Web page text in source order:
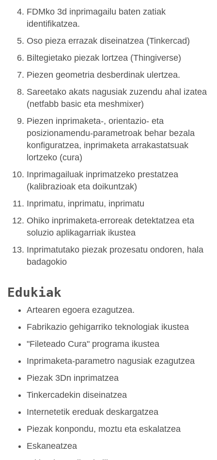
FDMko 3d inprimagailu baten zatiak
identifikatzea.
Oso pieza errazak diseinatzea (Tinkercad)
Biltegietako piezak lortzea (Thingiverse)
Piezen geometria desberdinak ulertzea.
Sareetako akats nagusiak zuzendu ahal izatea
(netfabb basic eta meshmixer)
Piezen inprimaketa-, orientazio- eta
posizionamendu-parametroak behar bezala
konfiguratzea, inprimaketa arrakastatsuak
lortzeko (cura)
Inprimagailuak inprimatzeko prestatzea
(kalibrazioak eta doikuntzak)
Inprimatu, inprimatu, inprimatu
Ohiko inprimaketa-erroreak detektatzea eta
soluzio aplikagarriak ikustea
Inprimatutako piezak prozesatu ondoren, hala
badagokio
Edukiak
Artearen egoera ezagutzea.
Fabrikazio gehigarriko teknologiak ikustea
"Fileteado Cura" programa ikustea
Inprimaketa-parametro nagusiak ezagutzea
Piezak 3Dn inprimatzea
Tinkercadekin diseinatzea
Internetetik ereduak deskargatzea
Piezak konpondu, moztu eta eskalatzea
Eskaneatzea